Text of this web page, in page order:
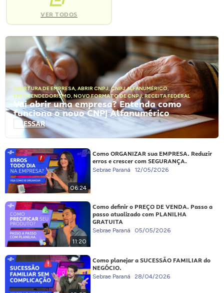
VER TODOS
ABERTURA DE EMPRESA, ABRIR CNPJ,CNPJ ALFANUMÉRICO,
EMPREENDEDORISMO, NOVO FORMATO DE CNPJ,RECEITA FEDERAL
Vai abrir uma empresa? Entenda como
funciona o novo CNPJ Alfanumérico
ACESSAR
06:24
Como ORGANIZAR sua EMPRESA. Reduzir
erros e crescer com SEGURANÇA.
Sebrae Paraná 12/05/2026
11:20
Como definir o PREÇO DE VENDA. Passo a
passo atualizado com PLANILHA
GRATUITA
Sebrae Paraná 05/05/2026
Como planejar a SUCESSÃO FAMILIAR do
NEGÓCIO.
Sebrae Paraná 28/04/2026